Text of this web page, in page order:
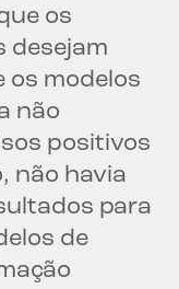
os
desejam
os modelos
não
positivos
não havia
para
de